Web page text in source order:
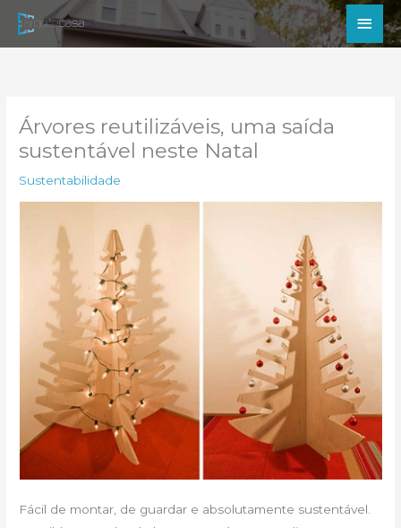
para
Árvores reutilizáveis, uma saída
sustentável neste Natal
Sustentabilidade
Fácil de montar, de guardar e absolutamente sustentável.